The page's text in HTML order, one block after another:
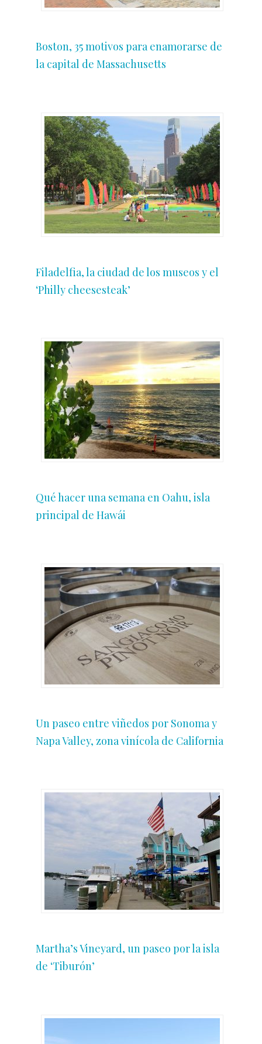
Boston, 35 motivos para enamorarse de
la capital de Massachusetts
Filadelfia, la ciudad de los museos y el
‘Philly cheesesteak’
Qué hacer una semana en Oahu, isla
principal de Hawái
Un paseo entre viñedos por Sonoma y
Napa Valley, zona vinícola de California
Martha’s Vineyard, un paseo por la isla
de ‘Tiburón’